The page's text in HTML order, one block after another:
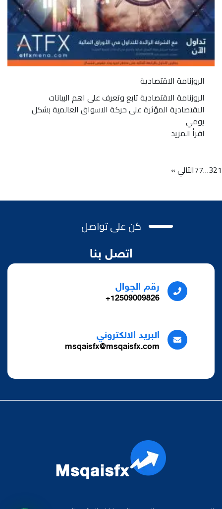
الروزنامة الاقتصادية
الروزنامة الاقتصادية تابع وتعرف على اهم البيانات
الاقتصادية المؤثرة على حركة الاسواق العالمية بشكل
يومي
اقرأ المزيد
1
2
3
…
77التالي »
كن على تواصل
اتصل بنا
رقم الجوال
12509009826+
البريد الالكتروني
msqaisfx@msqaisfx.com